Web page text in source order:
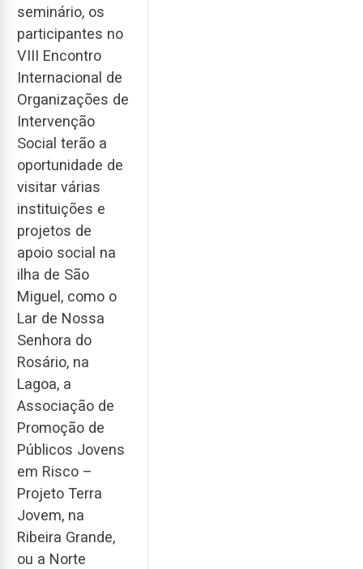
seminário, os
participantes no
VIII Encontro
Internacional de
Organizações de
Intervenção
Social terão a
oportunidade de
visitar várias
instituições e
projetos de
apoio social na
ilha de São
Miguel, como o
Lar de Nossa
Senhora do
Rosário, na
Lagoa, a
Associação de
Promoção de
Públicos Jovens
em Risco –
Projeto Terra
Jovem, na
Ribeira Grande,
ou a Norte